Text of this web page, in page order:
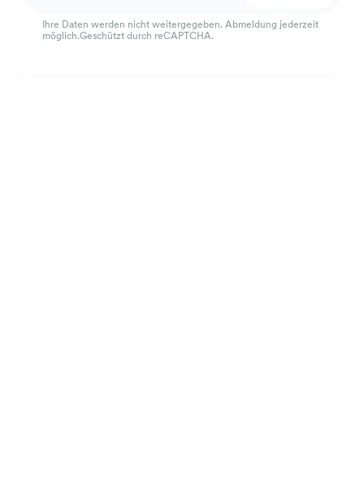
Ihre Daten werden nicht weitergegeben. Abmeldung jederzeit
möglich.Geschützt durch reCAPTCHA.